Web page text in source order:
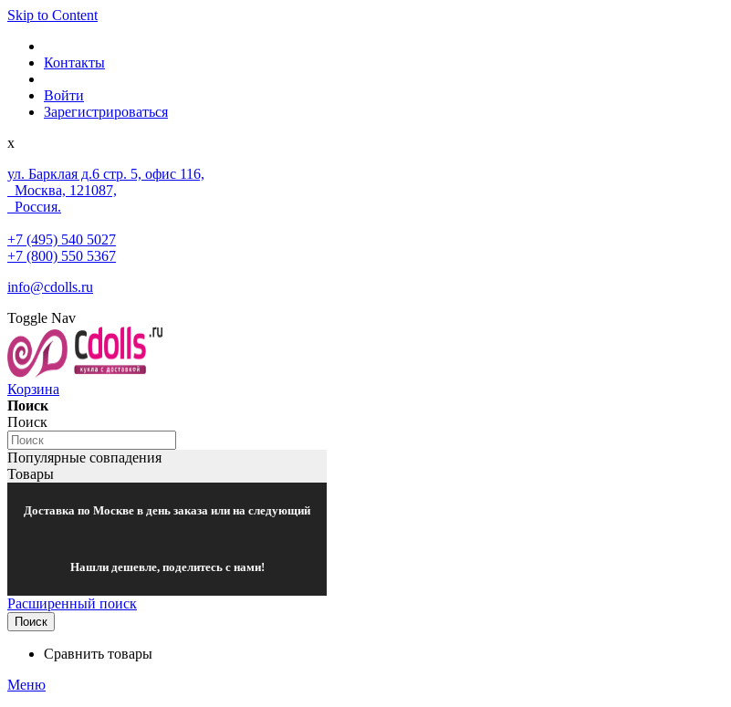
Skip to Content
Контакты
Войти
Зарегистрироваться
x
ул. Барклая д.6 стр. 5, офис 116,
Москва, 121087,
Россия.
+7 (495) 540 5027
+7 (800) 550 5367
info@cdolls.ru
Toggle Nav
Корзина
Поиск
Поиск
Популярные совпадения
Товары
Доставка по Москве в день заказа или на следующий
Нашли дешевле, поделитесь с нами!
Расширенный поиск
Поиск
Сравнить товары
Меню